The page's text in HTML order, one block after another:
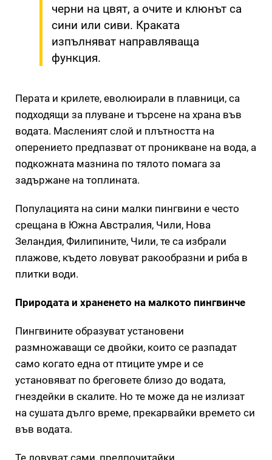
черни на цвят, а очите и клюнът са
сини или сиви. Краката
изпълняват направляваща
функция.
Перата и крилете, еволюирали в плавници, са
подходящи за плуване и търсене на храна във
водата. Масленият слой и плътността на
оперението предпазват от проникване на вода, а
подкожната мазнина по тялото помага за
задържане на топлината.
Популацията на сини малки пингвини е често
срещана в Южна Австралия, Чили, Нова
Зеландия, Филипините, Чили, те са избрали
плажове, където ловуват ракообразни и риба в
плитки води.
Природата и храненето на малкото пингвинче
Пингвините образуват установени
размножаващи се двойки, които се разпадат
само когато една от птиците умре и се
установяват по бреговете близо до водата,
гнездейки в скалите. Но те може да не излизат
на сушата дълго време, прекарвайки времето си
във водата.
Те ловуват сами, предпочитайки